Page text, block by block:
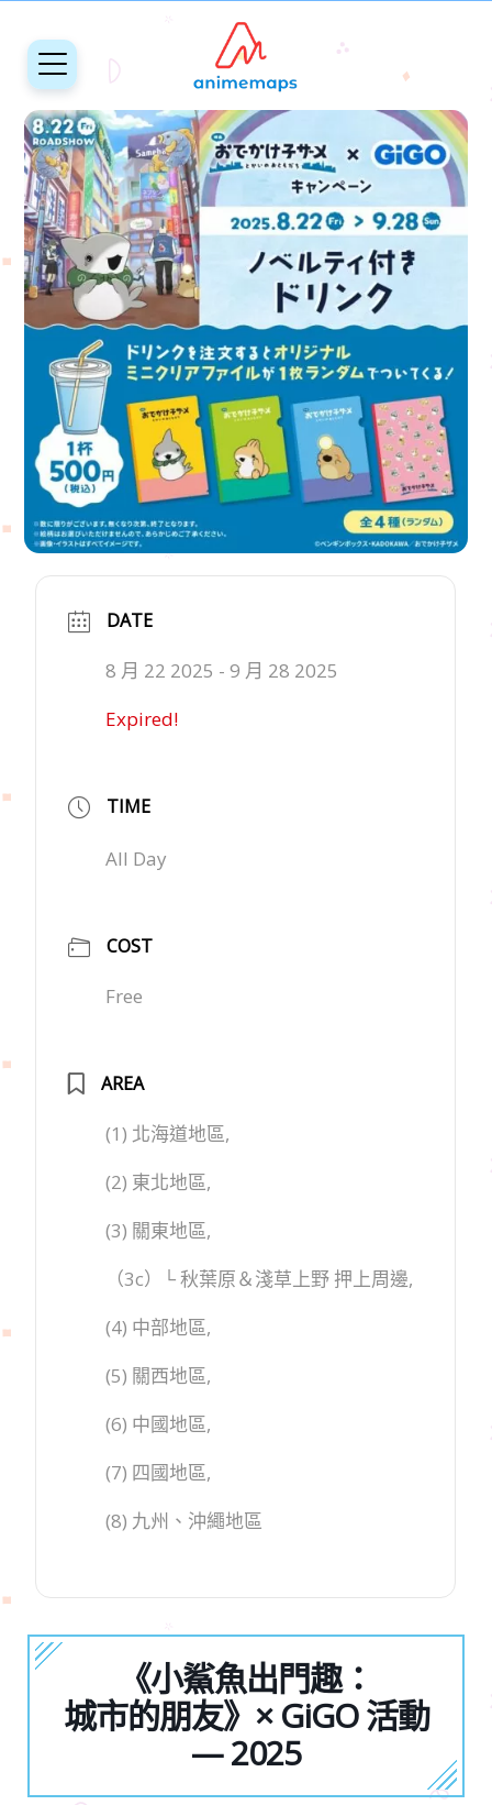
DATE
8 月 22 2025 - 9 月 28 2025
Expired!
TIME
All Day
COST
Free
AREA
(1) 北海道地區,
(2) 東北地區,
(3) 關東地區,
（3c）└ 秋葉原＆淺草上野 押上周邊,
(4) 中部地區,
(5) 關西地區,
(6) 中國地區,
(7) 四國地區,
(8) 九州、沖繩地區
《小鯊魚出門趣：
城市的朋友》× GiGO 活動
— 2025